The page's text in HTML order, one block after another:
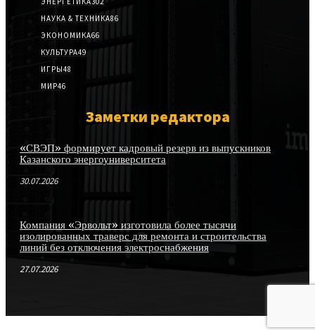
НАУКА & ТЕХНИКА86
ЭКОНОМИКА66
КУЛЬТУРА49
ИГРЫ48
МИР46
Заметки редактора
«СВЭП» формирует кадровый резерв из выпускников
Казанского энергоуниверситета
30.07.2026
Компания «Эрвольт» изготовила более тысячи
изолированных траверс для ремонта и строительства
линий без отключения электроснабжения
27.07.2026